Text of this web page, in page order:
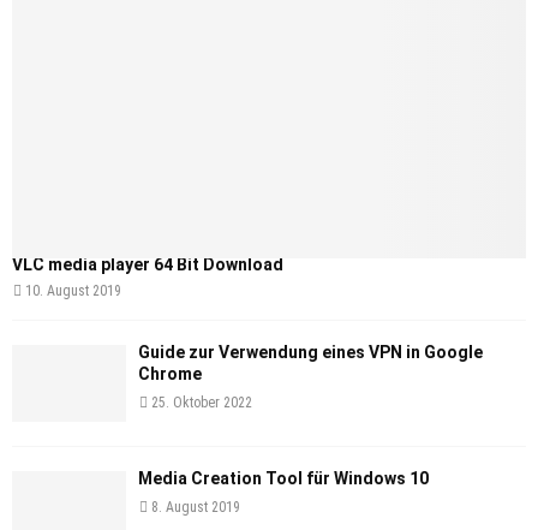
VLC media player 64 Bit Download
10. August 2019
Guide zur Verwendung eines VPN in Google
Chrome
25. Oktober 2022
Media Creation Tool für Windows 10
8. August 2019